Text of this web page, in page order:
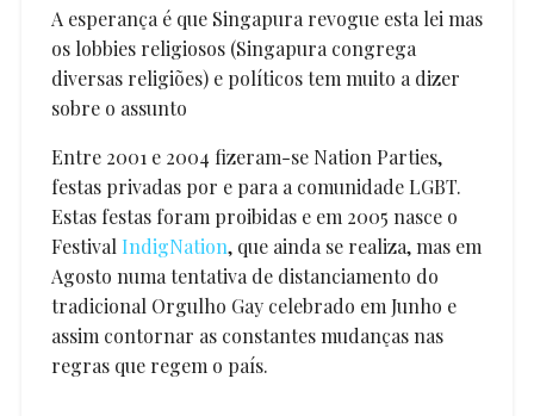
A esperança é que Singapura revogue esta lei mas
os lobbies religiosos (Singapura congrega
diversas religiões) e políticos tem muito a dizer
sobre o assunto
Entre 2001 e 2004 fizeram-se Nation Parties,
festas privadas por e para a comunidade LGBT.
Estas festas foram proibidas e em 2005 nasce o
FestivalIndigNation, que ainda se realiza, mas em
Agosto numa tentativa de distanciamento do
tradicional Orgulho Gay celebrado em Junho e
assim contornar as constantes mudanças nas
regras que regem o país.